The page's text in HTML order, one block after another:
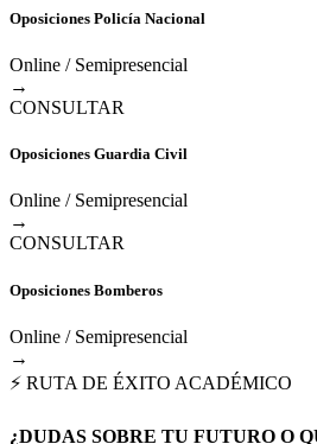
Oposiciones Policía Nacional
Online / Semipresencial
→
CONSULTAR
Oposiciones Guardia Civil
Online / Semipresencial
→
CONSULTAR
Oposiciones Bomberos
Online / Semipresencial
→
⚡ RUTA DE ÉXITO ACADÉMICO
¿DUDAS SOBRE TU FUTURO O